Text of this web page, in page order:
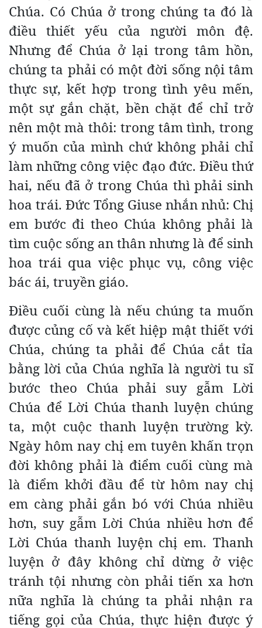
Chúa. Có Chúa ở trong chúng ta đó là
điều thiết yếu của người môn đệ.
Nhưng để Chúa ở lại trong tâm hồn,
chúng ta phải có một đời sống nội tâm
thực sự, kết hợp trong tình yêu mến,
một sự gắn chặt, bền chặt để chỉ trở
nên một mà thôi: trong tâm tình, trong
ý muốn của mình chứ không phải chỉ
làm những công việc đạo đức. Điều thứ
hai, nếu đã ở trong Chúa thì phải sinh
hoa trái. Đức Tổng Giuse nhắn nhủ: Chị
em bước đi theo Chúa không phải là
tìm cuộc sống an thân nhưng là để sinh
hoa trái qua việc phục vụ, công việc
bác ái, truyền giáo.
Điều cuối cùng là nếu chúng ta muốn
được củng cố và kết hiệp mật thiết với
Chúa, chúng ta phải để Chúa cắt tỉa
bằng lời của Chúa nghĩa là người tu sĩ
bước theo Chúa phải suy gẫm Lời
Chúa để Lời Chúa thanh luyện chúng
ta, một cuộc thanh luyện trường kỳ.
Ngày hôm nay chị em tuyên khấn trọn
đời không phải là điểm cuối cùng mà
là điểm khởi đầu để từ hôm nay chị
em càng phải gắn bó với Chúa nhiều
hơn, suy gẫm Lời Chúa nhiều hơn để
Lời Chúa thanh luyện chị em. Thanh
luyện ở đây không chỉ dừng ở việc
tránh tội nhưng còn phải tiến xa hơn
nữa nghĩa là chúng ta phải nhận ra
tiếng gọi của Chúa, thực hiện được ý